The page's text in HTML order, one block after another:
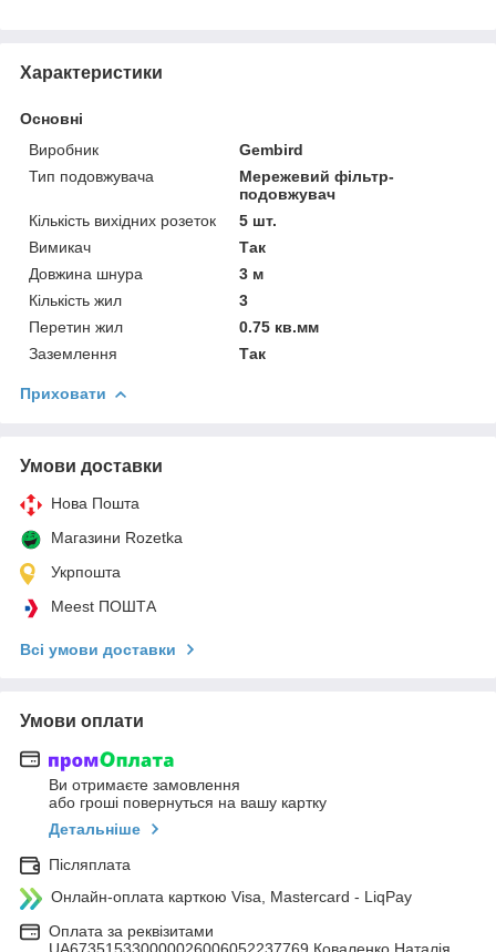
Характеристики
Основні
Виробник
Gembird
Тип подовжувача
Мережевий фільтр-
подовжувач
Кількість вихідних розеток
5 шт.
Вимикач
Так
Довжина шнура
3 м
Кількість жил
3
Перетин жил
0.75 кв.мм
Заземлення
Так
Приховати
Умови доставки
Нова Пошта
Магазини Rozetka
Укрпошта
Meest ПОШТА
Всі умови доставки
Умови оплати
Ви отримаєте замовлення
або гроші повернуться на вашу картку
Детальніше
Післяплата
Онлайн-оплата карткою Visa, Mastercard - LiqPay
Оплата за реквізитами